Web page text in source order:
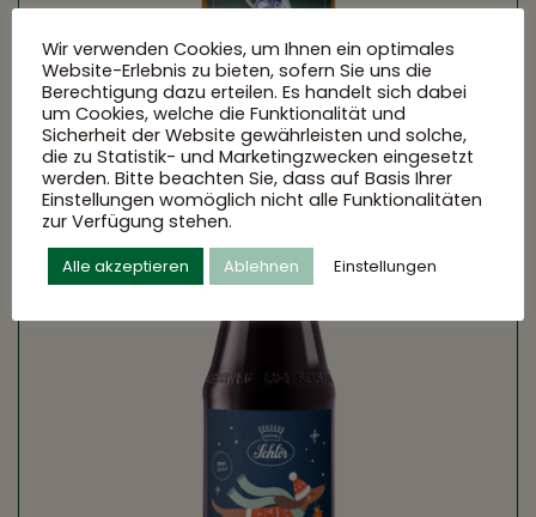
Wir verwenden Cookies, um Ihnen ein optimales
Website-Erlebnis zu bieten, sofern Sie uns die
Berechtigung dazu erteilen. Es handelt sich dabei
um Cookies, welche die Funktionalität und
Sicherheit der Website gewährleisten und solche,
die zu Statistik- und Marketingzwecken eingesetzt
werden. Bitte beachten Sie, dass auf Basis Ihrer
Einstellungen womöglich nicht alle Funktionalitäten
zur Verfügung stehen.
Alle akzeptieren Ablehnen Einstellungen